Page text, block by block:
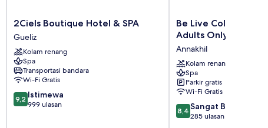
2Ciels
Boutique
Hotel
&
SPA
Gueliz
2Ciels Boutique Hotel & SPA
Gueliz
Kolam renang
Spa
Transportasi bandara
Wi-Fi Gratis
9.2
dari
9,2 Istimewa
999 ulasan
Be
Live
Marrakech
Adults
Only
-
All
Inclusive
Annakhil
Be Live Collection
Adults Only - All
Annakhil
Kolam renang
Spa
Parkir gratis
Wi-Fi Gratis
8.4
dari
8,4 Sangat Baik
285 ulasan